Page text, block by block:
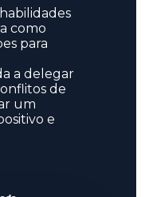
como
para
a delegar
de
um
e